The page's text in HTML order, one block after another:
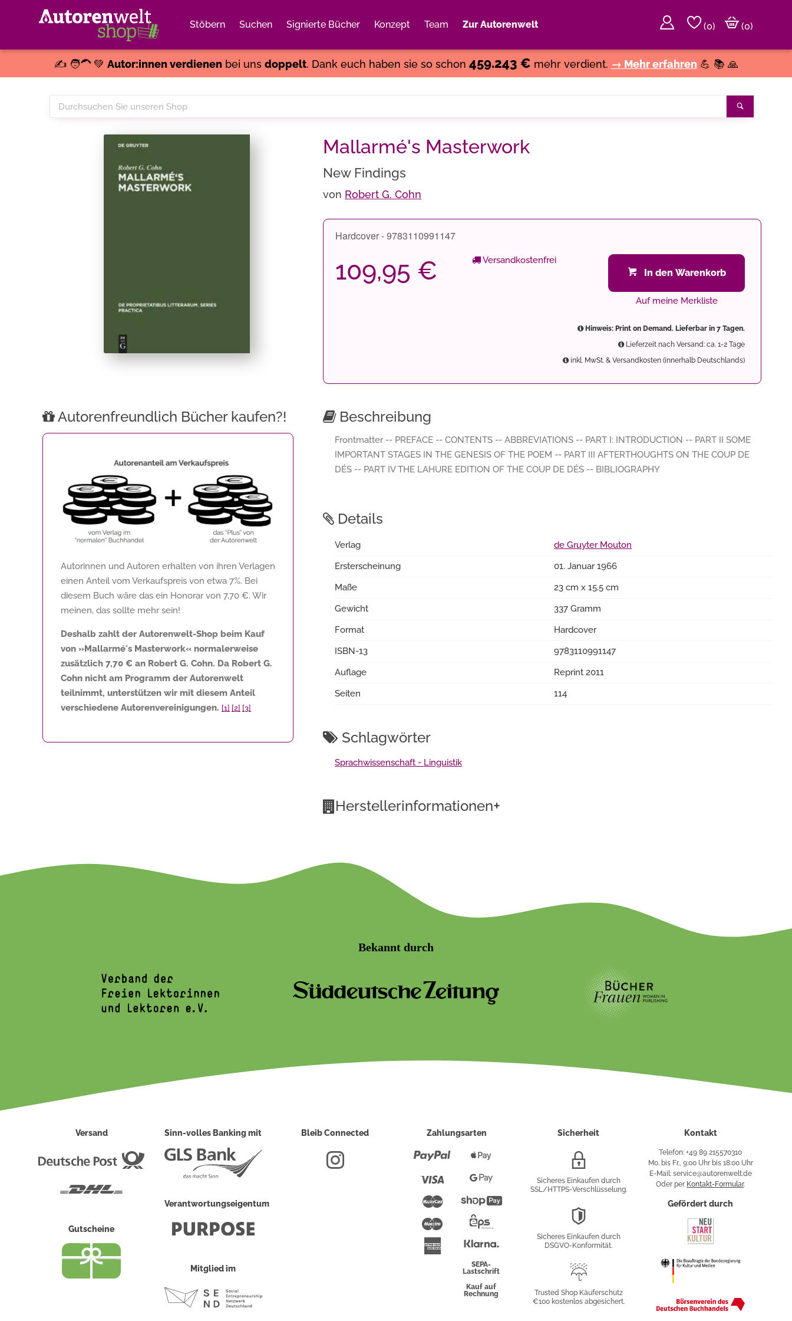
Stöbern Suchen Signierte Bücher Konzept Team Zur Autorenwelt (0)
(0)
✍️ 🧑‍🦱 💚 Autor:innen verdienenbei uns doppelt. Dank euch haben sie so schon 459.243 € mehr verdient. → Mehr erfahren 💪 📚 🙏
Durchsuchen
Sie
Mallarmé's Masterwork
New Findings
von Robert G. Cohn
Hardcover - 9783110991147
109,95 € Versandkostenfrei
In den Warenkorb
Auf meine Merkliste
Hinweis: Print on Demand. Lieferbar in 7 Tagen.
Lieferzeit nach Versand: ca. 1-2 Tage
inkl. MwSt. & Versandkosten (innerhalb Deutschlands)
Autorenfreundlich Bücher kaufen?!
Autorinnen und Autoren erhalten von ihren Verlagen
einen Anteil vom Verkaufspreis von etwa 7%. Bei
diesem Buch wäre das ein Honorar von 7,70 €. Wir
meinen, das sollte mehr sein!
Deshalb zahlt der Autorenwelt-Shop beim Kauf
von »Mallarmé's Masterwork« normalerweise
zusätzlich 7,70 € an Robert G. Cohn. Da Robert G.
Cohn nicht am Programm der Autorenwelt
teilnimmt, unterstützen wir mit diesem Anteil
verschiedene Autorenvereinigungen. [1] [2] [3]
Beschreibung
Frontmatter -- PREFACE -- CONTENTS -- ABBREVIATIONS -- PART I: INTRODUCTION -- PART II SOME
IMPORTANT STAGES IN THE GENESIS OF THE POEM -- PART III AFTERTHOUGHTS ON THE COUP DE
DÉS -- PART IV THE LAHURE EDITION OF THE COUP DE DÉS -- BIBLIOGRAPHY
Details
Verlag
de Gruyter Mouton
Ersterscheinung
01. Januar 1966
Maße
23 cm x 15.5 cm
Gewicht
337 Gramm
Format
Hardcover
ISBN-13
9783110991147
Auflage
Reprint 2011
Seiten
114
Schlagwörter
Sprachwissenschaft - Linguistik
Herstellerinformationen+
Bekannt durch
Versand
Deutsche
Gutscheine
Sinn-volles Banking mit
Verantwortungseigentum
Mitglied im
Bleib Connected Zahlungsarten
Paypal
Mastercard
Maestro
American
Express
Pay
PayShopify
Überweisung
SEPA-
Lastschrift
Kauf auf
Rechnung
Sicherheit
Verschlüsselung
Sicheres Einkaufen durch
SSL/HTTPS-Verschlüsselung.
Sicheres Einkaufen durch
DSGVO-Konformität.
Käuferschutz
Trusted Shop Käuferschutz
€100 kostenlos abgesichert.
Kontakt
Telefon: +49 89 215570310
Mo. bis Fr., 9:00 Uhr bis 18:00 Uhr
E-Mail: service@autorenwelt.de
Oder per Kontakt-Formular.
Gefördert durch